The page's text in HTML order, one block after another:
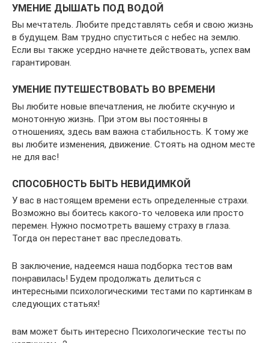
УМЕНИЕ ДЫШАТЬ ПОД ВОДОЙ
Вы мечтатель. Любите представлять себя и свою жизнь
в будущем. Вам трудно спуститься с небес на землю.
Если вы также усердно начнете действовать, успех вам
гарантирован.
УМЕНИЕ ПУТЕШЕСТВОВАТЬ ВО ВРЕМЕНИ
Вы любите новые впечатления, не любите скучную и
монотонную жизнь. При этом вы постоянны в
отношениях, здесь вам важна стабильность. К тому же
вы любите изменения, движение. Стоять на одном месте
не для вас!
СПОСОБНОСТЬ БЫТЬ НЕВИДИМКОЙ
У вас в настоящем времени есть определенные страхи.
Возможно вы боитесь какого-то человека или просто
перемен. Нужно посмотреть вашему страху в глаза.
Тогда он перестанет вас преследовать.
В заключение, надеемся наша подборка тестов вам
понравилась! Будем продолжать делиться с
интересными психологическими тестами по картинкам в
следующих статьях!
вам может быть интересно Психологические тесты по